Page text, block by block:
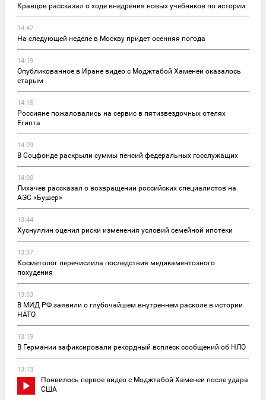
Кравцов рассказал о ходе внедрения новых учебников по истории
14:42
На следующей неделе в Москву придет осенняя погода
14:19
Опубликованное в Иране видео с Моджтабой Хаменеи оказалось
старым
14:15
Россияне пожаловались на сервис в пятизвездочных отелях
Египта
14:09
В Соцфонде раскрыли суммы пенсий федеральных госслужащих
14:00
Лихачев рассказал о возвращении российских специалистов на
АЭС «Бушер»
13:44
Хуснуллин оценил риски изменения условий семейной ипотеки
13:37
Косметолог перечислила последствия медикаментозного
похудения
13:33
В МИД РФ заявили о глубочайшем внутреннем расколе в истории
НАТО
13:19
В Германии зафиксировали рекордный всплеск сообщений об НЛО
13:13
Появилось первое видео с Моджтабой Хаменеи после удара
США